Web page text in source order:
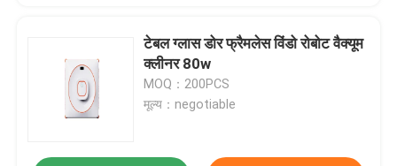
टेबल ग्लास डोर फ्रैमलेस विंडो रोबोट वैक्यूम
क्लीनर 80w
MOQ：200PCS
मूल्य：negotiable